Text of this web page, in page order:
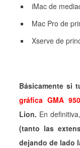
iMac de
Mac Pro de
Xserve de
Básicamente si
gráfica GMA 950
Lion. En definitiva,
(tanto las
dejando de lado